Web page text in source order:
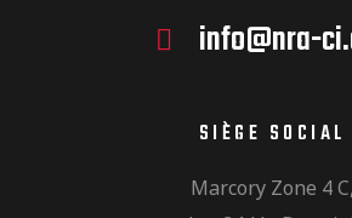
info@nra-
SIÈGE SOCIAL
Marcory Zone 4 C,